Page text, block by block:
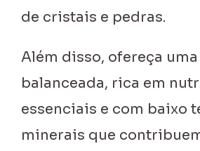
de cristais e pedras.
Além disso, ofereça
balanceada, rica em
essenciais e com baixo
minerais que